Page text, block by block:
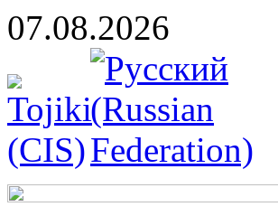
07.08.2026